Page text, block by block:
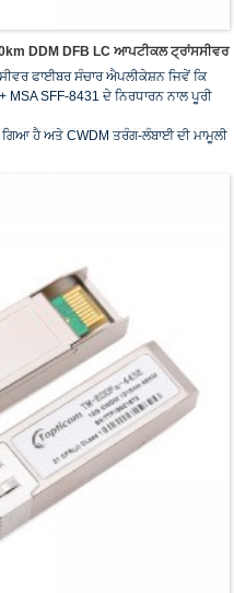
DDM DFB LC ਆਪਟੀਕਲ ਟ੍ਰਾਂਸਸੀਵਰ
ਫਾਈਬਰ ਸੰਚਾਰ ਐਪਲੀਕੇਸ਼ਨ ਜਿਵੇਂ ਕਿ
SFF-8431 ਦੇ ਨਿਰਧਾਰਨ ਨਾਲ ਪੂਰੀ
ਹੈ ਅਤੇ CWDM ਤਰੰਗ-ਲੰਬਾਈ ਦੀ ਮਾਮੂਲੀ